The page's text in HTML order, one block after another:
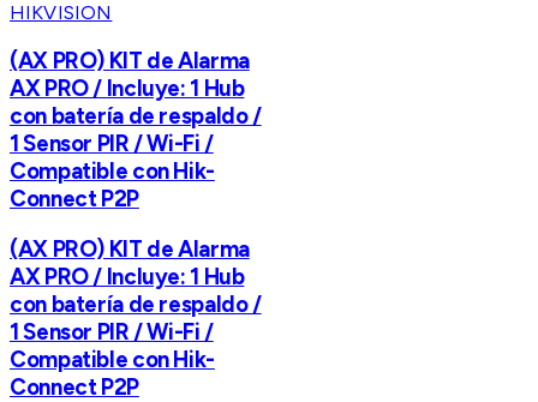
HIKVISION
(AX PRO) KIT de Alarma
AX PRO / Incluye: 1 Hub
con batería de respaldo /
1 Sensor PIR / Wi-Fi /
Compatible con Hik-
Connect P2P
(AX PRO) KIT de Alarma
AX PRO / Incluye: 1 Hub
con batería de respaldo /
1 Sensor PIR / Wi-Fi /
Compatible con Hik-
Connect P2P